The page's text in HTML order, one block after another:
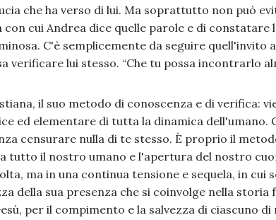
che ha verso di lui. Ma soprattutto non può
cui Andrea dice quelle parole e di constatare
C'è semplicemente da seguire quell'invito
verificare lui stesso. “Che tu possa incontrarlo
il suo metodo di conoscenza e di verifica:
ed elementare di tutta la dinamica dell'umano.
censurare nulla di te stesso. È proprio il
tutto il nostro umano e l'apertura del nostro
ma in una continua tensione e sequela, in cui
della sua presenza che si coinvolge nella storia
per il compimento e la salvezza di ciascuno di